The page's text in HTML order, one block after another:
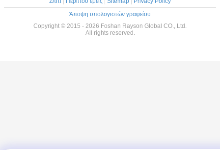
Άποψη υπολογιστών γραφείου
Copyright © 2015 - 2026 Foshan Rayson Global CO., Ltd.
All rights reserved.